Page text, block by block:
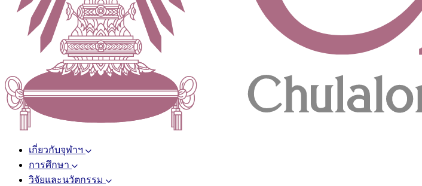
เกี่ยวกับจุฬาฯ
การศึกษา
วิจัยและนวัตกรรม